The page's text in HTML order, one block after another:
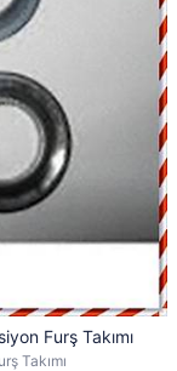
Furş Takımı
Takımı